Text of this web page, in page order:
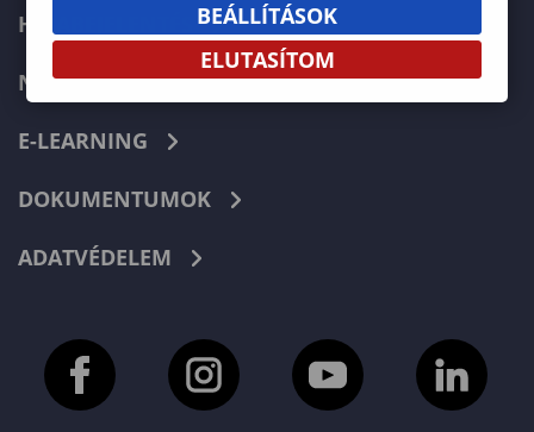
HIBABEJELENTÉS
NEPTUN
E-LEARNING
DOKUMENTUMOK
ADATVÉDELEM
BEÁLLÍTÁSOK
ELUTASÍTOM